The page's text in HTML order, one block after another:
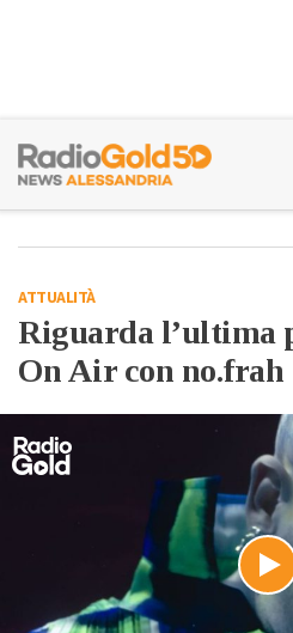
ATTUALITÀ
Riguarda l’ultima
On Air con no.frah